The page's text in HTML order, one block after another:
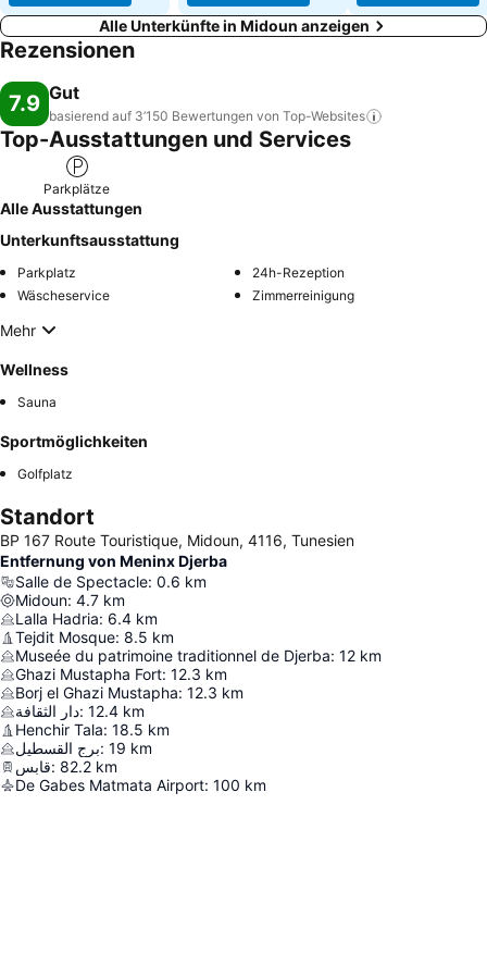
Alle Unterkünfte in Midoun anzeigen
Rezensionen
7.9 Gut
basierend auf 3’150 Bewertungen von Top-Websites
Top-Ausstattungen und Services
Parkplätze
Alle Ausstattungen
Unterkunftsausstattung
Parkplatz
24h-Rezeption
Wäscheservice
Zimmerreinigung
Mehr
Wellness
Sauna
Sportmöglichkeiten
Golfplatz
Standort
BP 167 Route Touristique, Midoun, 4116, Tunesien
Entfernung von Meninx Djerba
Salle de Spectacle: 0.6 km
Midoun: 4.7 km
Lalla Hadria: 6.4 km
Tejdit Mosque: 8.5 km
Museée du patrimoine traditionnel de Djerba: 12 km
Ghazi Mustapha Fort: 12.3 km
Borj el Ghazi Mustapha: 12.3 km
دار الثقافة: 12.4 km
Henchir Tala: 18.5 km
برج القسطيل: 19 km
قابس: 82.2 km
De Gabes Matmata Airport: 100 km